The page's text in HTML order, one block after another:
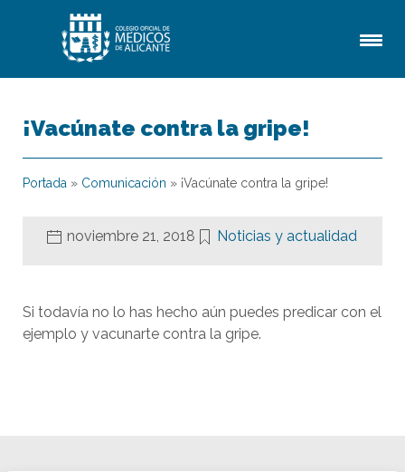
¡Vacúnate contra la gripe!
Portada » Comunicación » ¡Vacúnate contra la gripe!
noviembre 21, 2018 Noticias y actualidad
Si todavía no lo has hecho aún puedes predicar con el
ejemplo y vacunarte contra la gripe.